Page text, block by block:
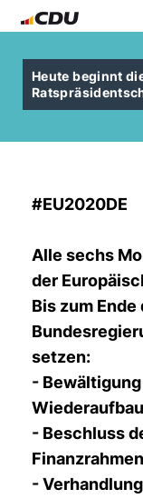
Heute beginnt
#EU2020DE
Alle sechs
der
Bis zum
setzen:
-
- Beschluss
-